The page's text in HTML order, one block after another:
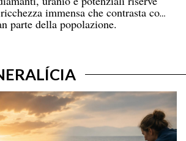
immensa che contrasta con
parte della popolazione.